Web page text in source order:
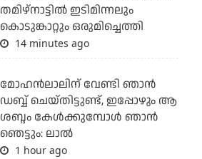
തമിഴ്‌നാട്ടില്‍ ഇടിമിന്നലും
കൊടുങ്കാറ്റും ഒരുമിച്ചെത്തി
14 minutes ago
മോഹൻലാലിന് വേണ്ടി ഞാൻ
ഡബ്ബ് ചെയ്തിട്ടുണ്ട്, ഇപ്പോഴും ആ
ശബ്ദം കേൾക്കുമ്പോൾ ഞാൻ
ഞെട്ടും: ലാൽ
1 hour ago